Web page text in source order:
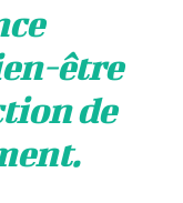
être
de